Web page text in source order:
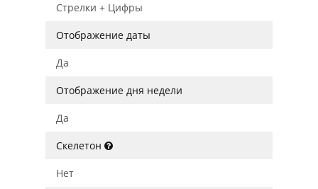
Стрелки + Цифры
Отображение даты
Да
Отображение дня недели
Да
Скелетон
Нет